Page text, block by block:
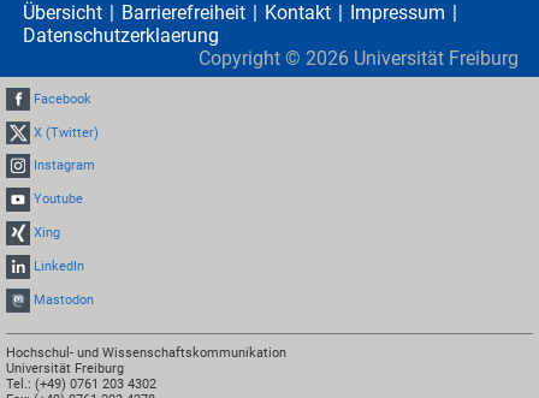
Übersicht Barrierefreiheit Kontakt
Impressum
Datenschutzerklaerung
Copyright © 2026 Universität Freiburg
Facebook
X (Twitter)
Instagram
Youtube
Xing
LinkedIn
Mastodon
Hochschul- und Wissenschaftskommunikation
Universität Freiburg
Tel.: (+49) 0761 203 4302